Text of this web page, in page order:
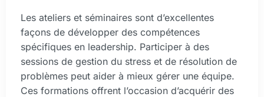
Les ateliers et séminaires sont d’excellentes
façons de développer des compétences
spécifiques en leadership. Participer à des
sessions de gestion du stress et de résolution de
problèmes peut aider à mieux gérer une équipe.
Ces formations offrent l’occasion d’acquérir des